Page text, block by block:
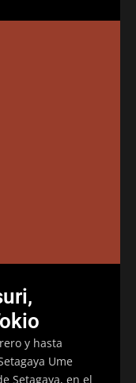
y hasta
Ume
Setagaya, en el